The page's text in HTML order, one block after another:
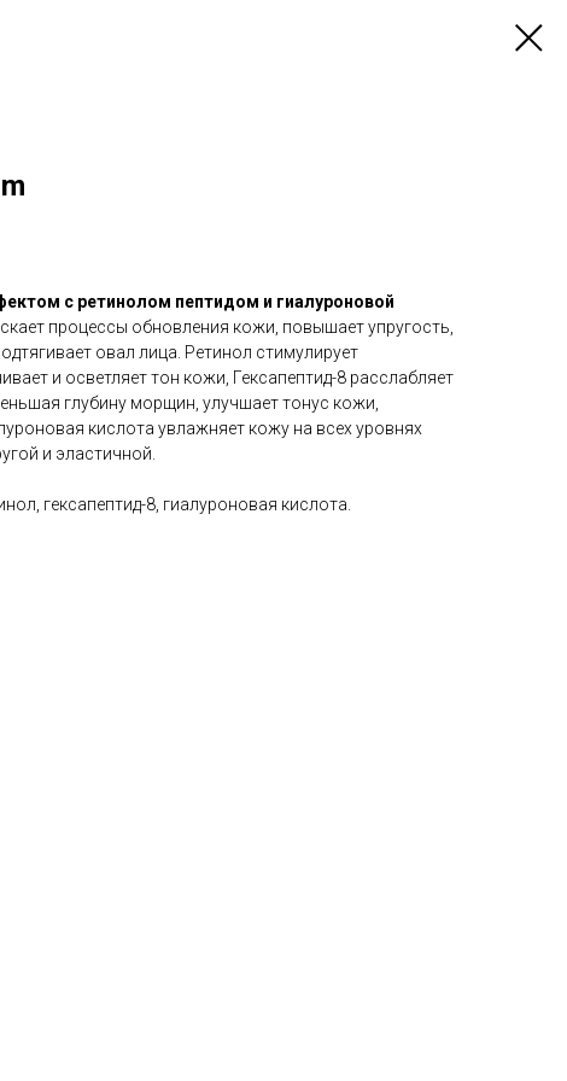
с ретинолом пептидом и гиалуроновой
процессы обновления кожи, повышает упругость,
овал лица. Ретинол стимулирует
и осветляет тон кожи, Гексапептид-8 расслабляет
глубину морщин, улучшает тонус кожи,
кислота увлажняет кожу на всех уровнях
и эластичной.
гексапептид-8, гиалуроновая кислота.